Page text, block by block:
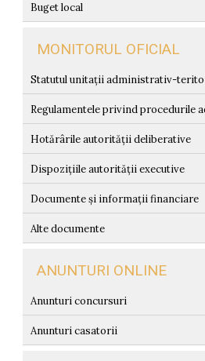
Buget local
MONITORUL OFICIAL
Statutul unitații administrativ-
Regulamentele privind procedurile
Hotărârile autorității deliberative
Dispozițiile autorității executive
Documente și informații financiare
Alte documente
ANUNTURI ONLINE
Anunturi concursuri
Anunturi casatorii